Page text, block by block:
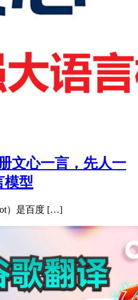
文心一言，先人一
模型
）是百度 […]